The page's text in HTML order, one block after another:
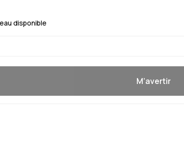
disponible
M’avertir